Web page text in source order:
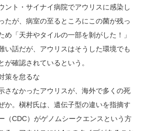
ント・サイナイ病院でアウリスに感染し
たが、病室の至るところにこの菌が残っ
め「天井やタイルの一部を剝がした！」
い話だが、アウリスはそうした環境でも
が確認されているという。
策を怠るな
さなかったアウリスが、海外で多くの死
か。槇村氏は、遺伝子型の違いを指摘す
（CDC）がゲノムシークエンスという方